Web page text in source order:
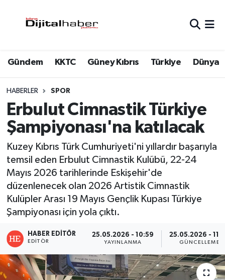
Gündem KKTC Güney Kıbrıs Türkiye Dünya
HABERLER SPOR
Erbulut Cimnastik Türkiye
Şampiyonası'na katılacak
Kuzey Kıbrıs Türk Cumhuriyeti'ni yıllardır başarıyla
temsil eden Erbulut Cimnastik Kulübü, 22-24
Mayıs 2026 tarihlerinde Eskişehir'de
düzenlenecek olan 2026 Artistik Cimnastik
Kulüpler Arası 19 Mayıs Gençlik Kupası Türkiye
Şampiyonası için yola çıktı.
HABER EDITÖR
EDITÖR
25.05.2026 - 10:59
YAYINLANMA
25.05.2026 -
GÜNCELLEME
Trafik Durumu
Süper Lig Puan Durumu ve Fikstür
Tüm Manşetler